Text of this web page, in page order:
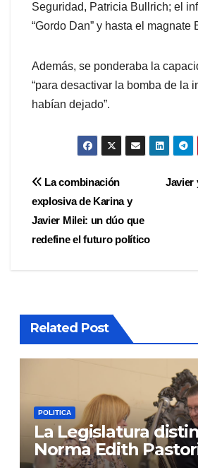
Seguridad, Patricia Bullrich; el
“Gordo Dan” y hasta el magnate
Además, se ponderaba la
“para desactivar la bomba de la
habían dejado”.
Navegación
de
entradas
Javier
La combinación
explosiva de Karina y
Javier Milei: un dúo que
redefine el futuro político
Related Post
POLITICA
La Legislatura
Norma Edith